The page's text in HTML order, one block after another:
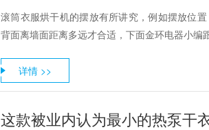
滚筒衣服烘干机的摆放有所讲究，例如摆放位
背面离墙面距离多远才合适，下面金环电器小编
详情 >>
这款被业内认为最小的热泵干